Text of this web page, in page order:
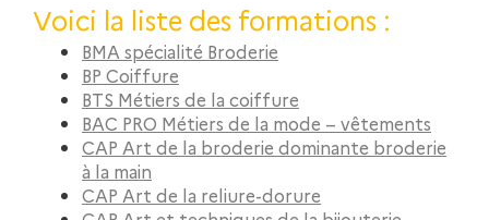
Voici la liste des formations :
BMA spécialité Broderie
BP Coiffure
BTS Métiers de la coiffure
BAC PRO Métiers de la mode – vêtements
CAP Art de la broderie dominante broderie
à la main
CAP Art de la reliure-dorure